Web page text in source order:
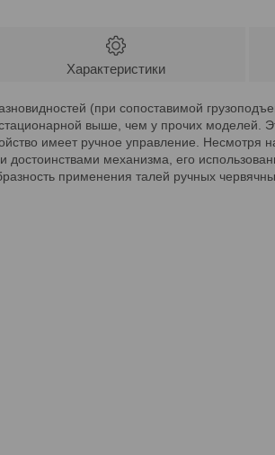
Характеристики
(при сопоставимой
выше, чем у прочих моделей.
имеет ручное управление. Несмотря
достоинствами механизма, его
применения талей ручных